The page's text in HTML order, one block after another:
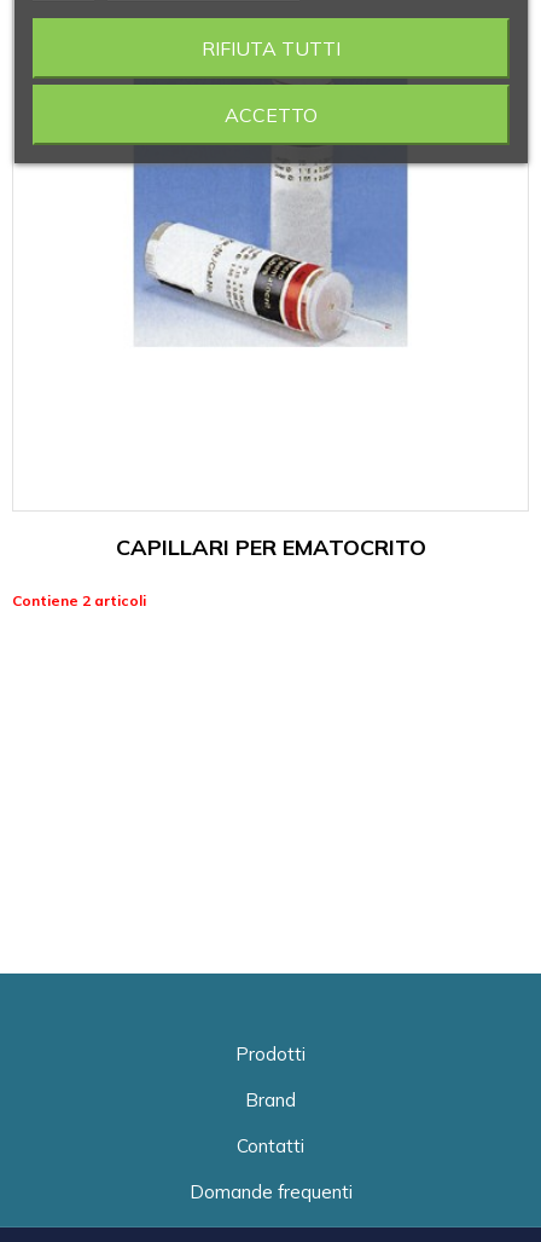
CAPILLARI PER EMATOCRITO
Contiene 2 articoli
Prodotti
Brand
Contatti
Domande frequenti
RIFIUTA TUTTI
ACCETTO